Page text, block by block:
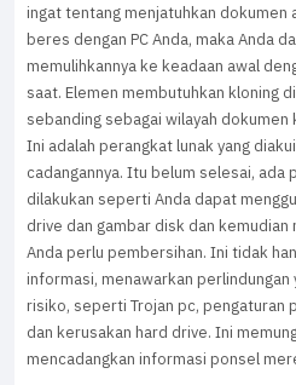
ingat tentang menjatuhkan dokumen
beres dengan PC Anda, maka Anda
memulihkannya ke keadaan awal
saat. Elemen membutuhkan kloning
sebanding sebagai wilayah dokumen
Ini adalah perangkat lunak yang
cadangannya. Itu belum selesai, ada
dilakukan seperti Anda dapat
drive dan gambar disk dan kemudian
Anda perlu pembersihan. Ini tidak
informasi, menawarkan
risiko, seperti Trojan pc, pengaturan
dan kerusakan hard drive. Ini
mencadangkan informasi ponsel